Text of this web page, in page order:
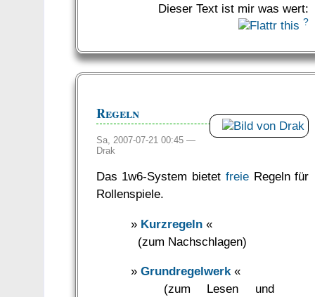
Dieser Text ist mir was wert:
?
Regeln
Sa, 2007-07-21 00:45 —
Drak
Das 1w6-System bietet freieRegeln für
Rollenspiele.
» Kurzregeln «
(zum Nachschlagen)
»Grundregelwerk«
(zum Lesen und